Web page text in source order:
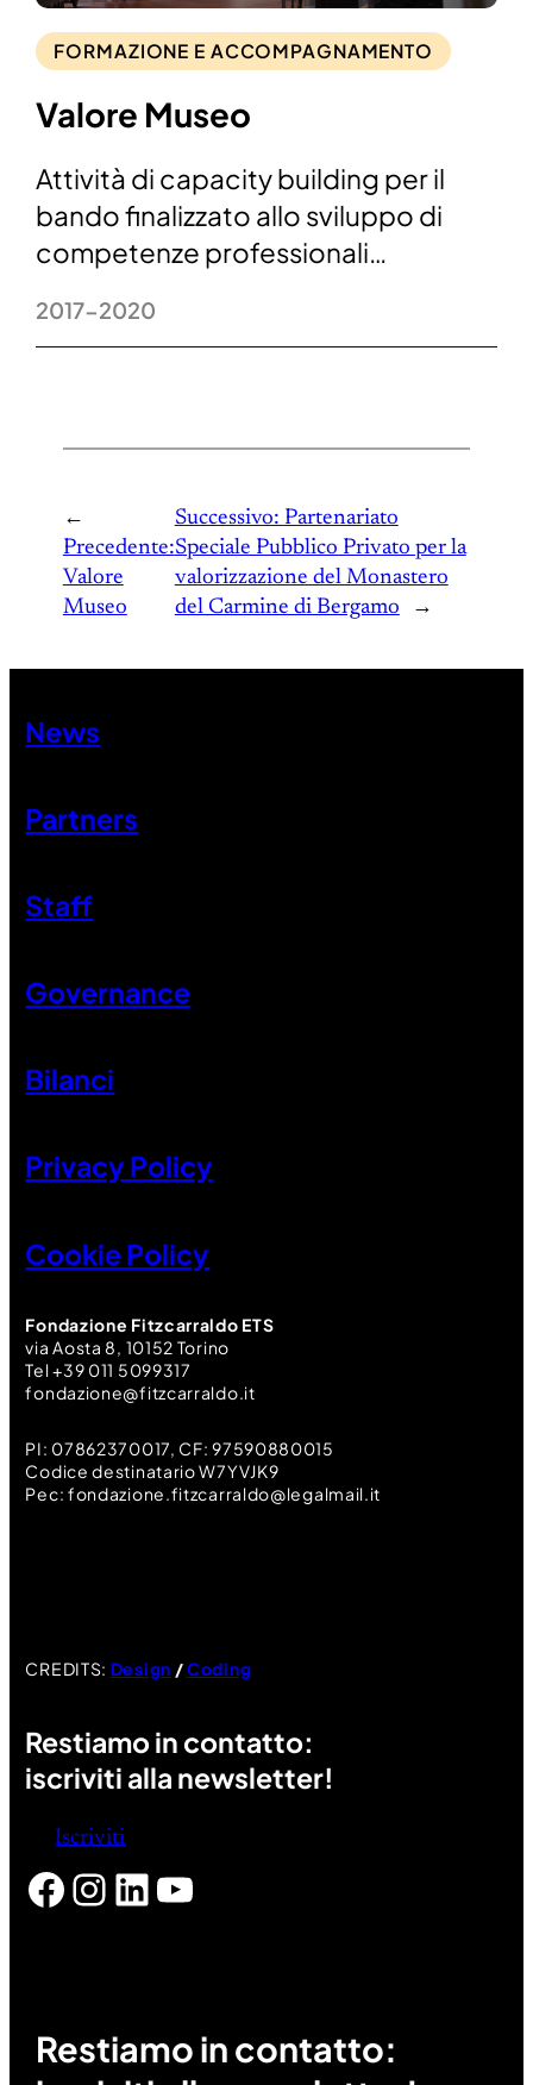
FORMAZIONE E ACCOMPAGNAMENTO
Valore Museo
Attività di capacity building per il
bando finalizzato allo sviluppo di
competenze professionali…
2017-2020
←
Precedente:
Valore
Museo
Successivo: Partenariato
Speciale Pubblico Privato per la
valorizzazione del Monastero
del Carmine di Bergamo
→
Restiamo in contatto:
iscriviti alla newsletter!
Iscriviti
Facebook Instagram LinkedIn YouTube
Fondazione Fitzcarraldo ETS
via Aosta 8, 10152 Torino
Tel +39 011 5099317
fondazione@fitzcarraldo.it
PI: 07862370017, CF: 97590880015
Codice destinatario W7YVJK9
Pec: fondazione.fitzcarraldo@legalmail.it
CREDITS: Design /Coding
News
Partners
Staff
Governance
Bilanci
Privacy Policy
Cookie Policy
Restiamo in contatto: